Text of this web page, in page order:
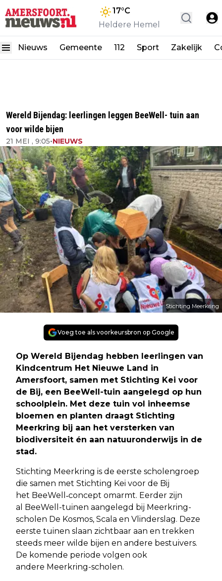
17°C
Heldere Hemel
Nieuws Gemeente 112 Sport Zakelijk
Wereld Bijendag: leerlingen leggen BeeWell- tuin aan
voor wilde bijen
21 MEI , 9:05•NIEUWS
Stichting Meerkring
Voeg toe als voorkeursbron op Google
Op Wereld Bijendag hebben leerlingen van
Kindcentrum Het Nieuwe Land in
Amersfoort, samen met Stichting Kei voor
de Bij, een BeeWell-tuin aangelegd op hun
schoolplein. Met deze tuin vol inheemse
bloemen en planten draagt Stichting
Meerkring bij aan het versterken van
biodiversiteit én aan natuuronderwijs in de
stad.
Stichting Meerkring is de eerste scholengroep
die samen met Stichting Kei voor de Bij
het BeeWell‑concept omarmt. Eerder zijn
al BeeWell-tuinen aangelegd bij Meerkring-
scholen De Kosmos, Scala en Vlinderslag. Deze
eerste tuinen slaan zichtbaar aan en trekken
steeds meer wilde bijen en andere bestuivers.
De komende periode volgen ook
andere Meerkring-scholen.